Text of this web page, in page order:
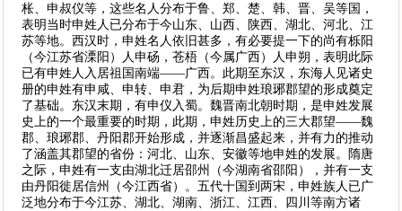
枨、申叔仪等，这些名人分布于鲁、郑、楚、韩、晋、吴等国，
表明当时申姓人已分布于今山东、山西、陕西、湖北、河北、江
苏等地。西汉时，申姓名人依旧甚多，有必要提一下的尚有栎阳
（今江苏省溧阳）人申砀，苍梧（今属广西）人申朔，表明此际
已有申姓人入居祖国南端——广西。此期至东汉，东海人见诸史
册的申姓有申咸、申转、申君，为后期申姓琅琊郡望的形成奠定
了基础。东汉末期，有申仪入蜀。魏晋南北朝时期，是申姓发展
史上的一个最重要的时期，此期，申姓历史上的三大郡望——魏
郡、琅琊郡、丹阳郡开始形成，并逐渐昌盛起来，并有力的推动
了涵盖其郡望的省份：河北、山东、安徽等地申姓的发展。隋唐
之际，申姓有一支由湖北迁居邵州（今湖南省邵阳），并有一支
由丹阳徙居信州（今江西省）。五代十国到两宋，申姓族人已广
泛地分布于今江苏、湖北、湖南、浙江、江西、四川等南方诸